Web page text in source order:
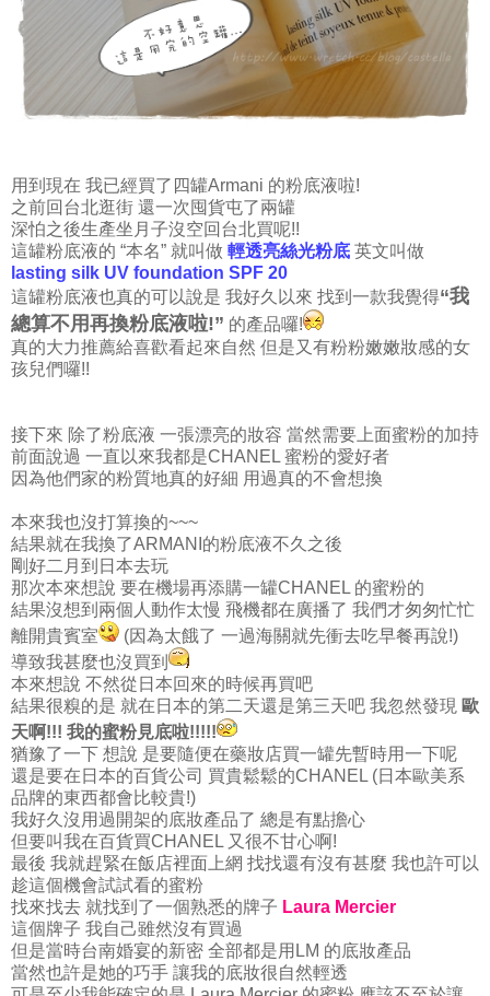
用到現在 我已經買了四罐Armani 的粉底液啦!
之前回台北逛街 還一次囤貨屯了兩罐
深怕之後生產坐月子沒空回台北買呢!!
這罐粉底液的 “本名” 就叫做 輕透亮絲光粉底 英文叫做
lasting silk UV foundation SPF 20
這罐粉底液也真的可以說是 我好久以來 找到一款我覺得“我
總算不用再換粉底液啦!” 的產品囉!
真的大力推薦給喜歡看起來自然 但是又有粉粉嫩嫩妝感的女
孩兒們囉!!
接下來 除了粉底液 一張漂亮的妝容 當然需要上面蜜粉的加持
前面說過 一直以來我都是CHANEL 蜜粉的愛好者
因為他們家的粉質地真的好細 用過真的不會想換
本來我也沒打算換的~~~
結果就在我換了ARMANI的粉底液不久之後
剛好二月到日本去玩
那次本來想說 要在機場再添購一罐CHANEL 的蜜粉的
結果沒想到兩個人動作太慢 飛機都在廣播了 我們才匆匆忙忙
離開貴賓室
(因為太餓了 一過海關就先衝去吃早餐再說!)
導致我甚麼也沒買到
本來想說 不然從日本回來的時候再買吧
結果很糗的是 就在日本的第二天還是第三天吧 我忽然發現 歐
天啊!!! 我的蜜粉見底啦!!!!!
猶豫了一下 想說 是要隨便在藥妝店買一罐先暫時用一下呢
還是要在日本的百貨公司 買貴鬆鬆的CHANEL (日本歐美系
品牌的東西都會比較貴!)
我好久沒用過開架的底妝產品了 總是有點擔心
但要叫我在百貨買CHANEL 又很不甘心啊!
最後 我就趕緊在飯店裡面上網 找找還有沒有甚麼 我也許可以
趁這個機會試試看的蜜粉
找來找去 就找到了一個熟悉的牌子 Laura Mercier
這個牌子 我自己雖然沒有買過
但是當時台南婚宴的新密 全部都是用LM 的底妝產品
當然也許是她的巧手 讓我的底妝很自然輕透